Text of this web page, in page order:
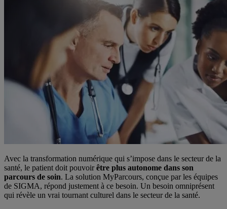
Avec la transformation numérique qui s’impose dans le secteur de la
santé, le patient doit pouvoirêtre plus autonome dans son
parcours de soin. La solution MyParcours, conçue par les équipes
de SIGMA, répond justement à ce besoin. Un besoin omniprésent
qui révèle un vrai tournant culturel dans le secteur de la santé.